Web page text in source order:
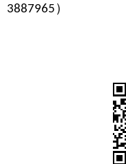
3887965 ）